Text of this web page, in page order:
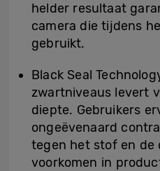
helder resultaat
camera die tijdens
gebruikt.
Black Seal
zwartniveaus levert
diepte. Gebruikers
ongeëvenaard
tegen het stof en de
voorkomen in